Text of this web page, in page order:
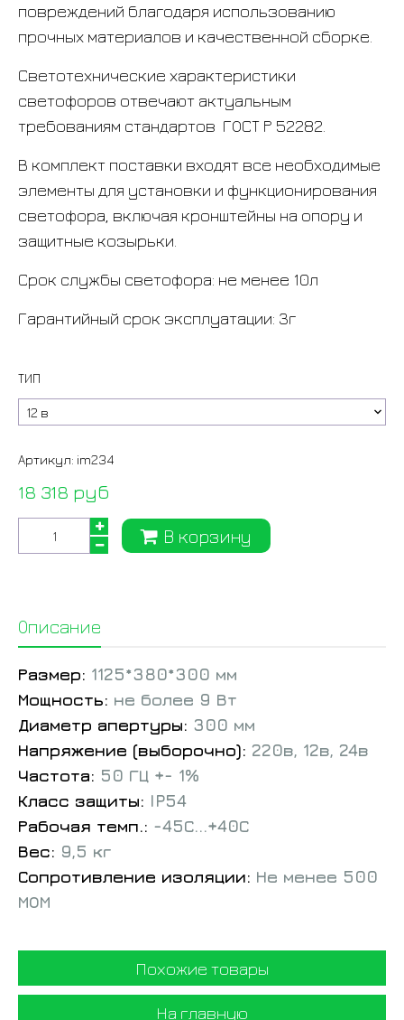
повреждений благодаря использованию
прочных материалов и качественной сборке.
Светотехнические характеристики
светофоров отвечают актуальным
требованиям стандартов ГОСТ Р 52282.
В комплект поставки входят все необходимые
элементы для установки и функционирования
светофора, включая кронштейны на опору и
защитные козырьки.
Срок службы светофора: не менее 10л
Гарантийный срок эксплуатации: 3г
ТИП
Артикул: im234
18 318 руб
В корзину
Описание
Размер: 1125*380*300 мм
Мощность: не более 9 Вт
Диаметр апертуры: 300 мм
Напряжение (выборочно): 220в, 12в, 24в
Частота: 50 ГЦ +- 1%
Класс защиты: IP54
Рабочая темп.: -45С...+40С
Вес: 9,5 кг
Сопротивление изоляции: Не менее 500
МОМ
Похожие товары
На главную